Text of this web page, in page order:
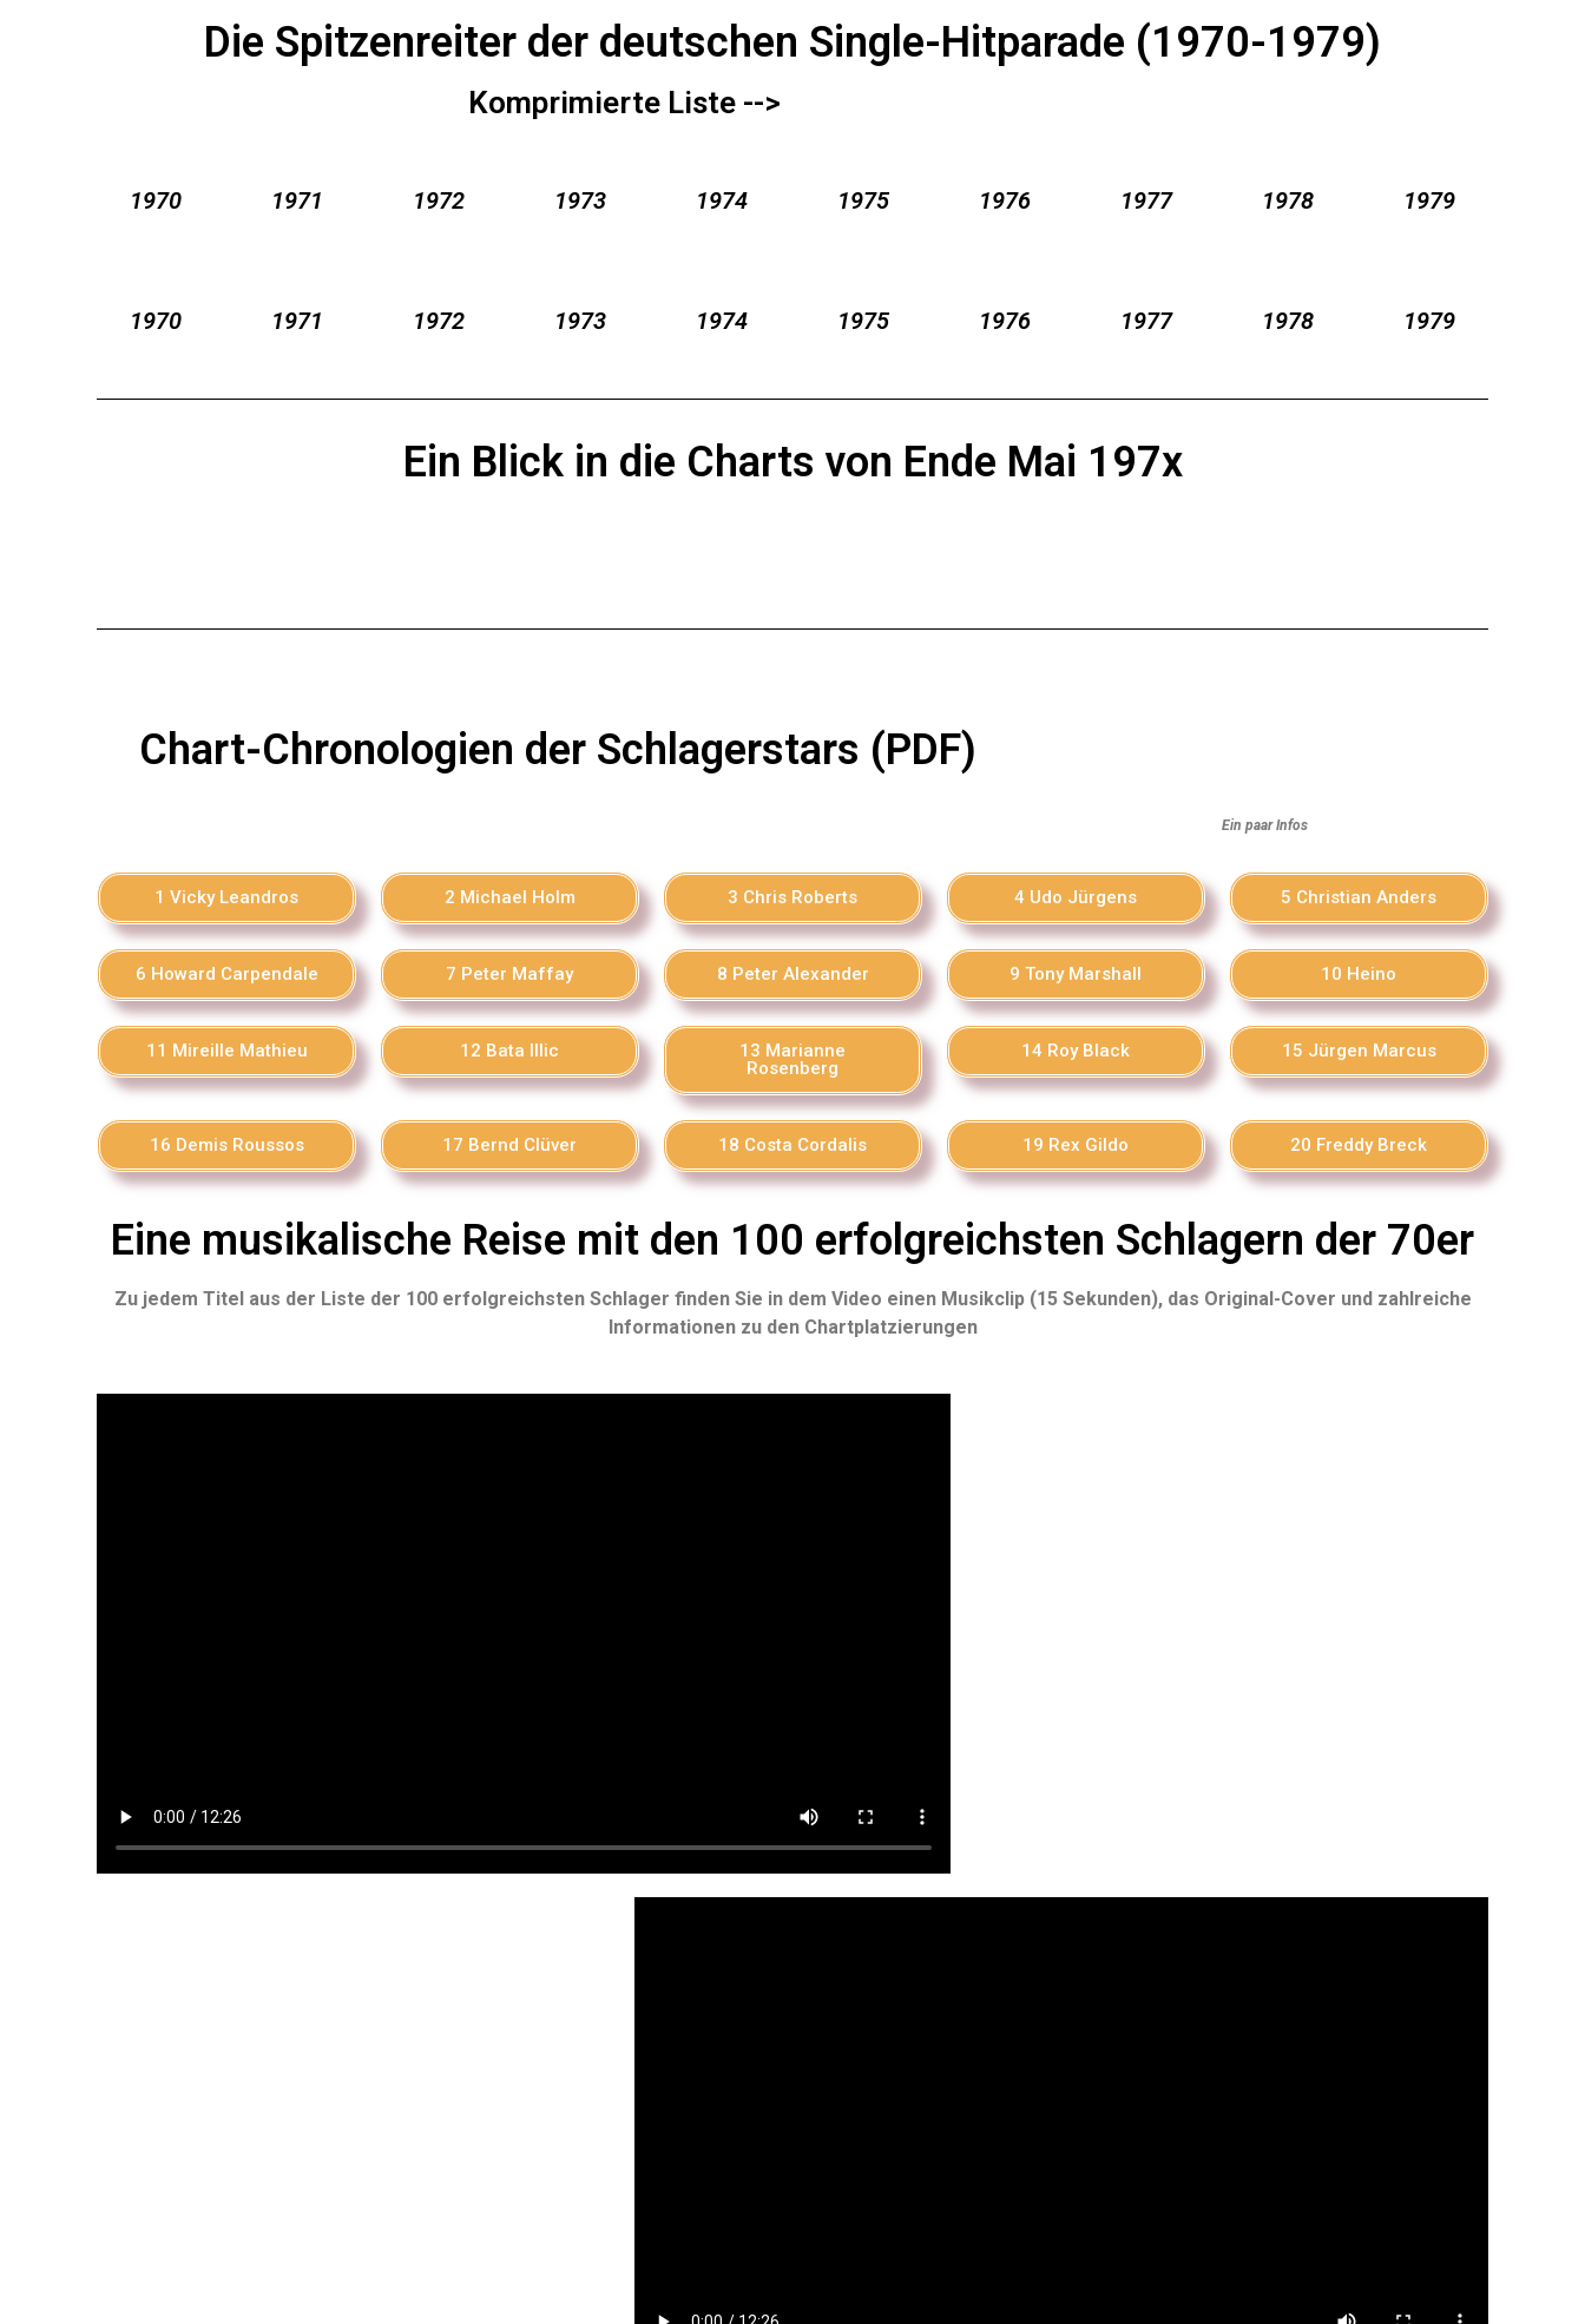
Die Spitzenreiter der deutschen Single-Hitparade (1970-1979)
Komprimierte Liste -->
1970 1971 1972 1973 1974 1975 1976 1977 1978 1979
1970 1971 1972 1973 1974 1975 1976 1977 1978 1979
Ein Blick in die Charts von Ende Mai 197x
Chart-Chronologien der Schlagerstars (PDF)
Ein paar Infos
1 Vicky Leandros 2 Michael Holm 3 Chris Roberts 4 Udo Jürgens 5 Christian Anders
6 Howard Carpendale 7 Peter Maffay 8 Peter Alexander 9 Tony Marshall 10 Heino
11 Mireille Mathieu 12 Bata Illic
13 Marianne
Rosenberg
14 Roy Black 15 Jürgen Marcus
16 Demis Roussos 17 Bernd Clüver 18 Costa Cordalis 19 Rex Gildo 20 Freddy Breck
Eine musikalische Reise mit den 100 erfolgreichsten Schlagern der 70er
Zu jedem Titel aus der Liste der 100 erfolgreichsten Schlager finden Sie in dem Video einen Musikclip (15 Sekunden), das Original-Cover und zahlreiche
Informationen zu den Chartplatzierungen